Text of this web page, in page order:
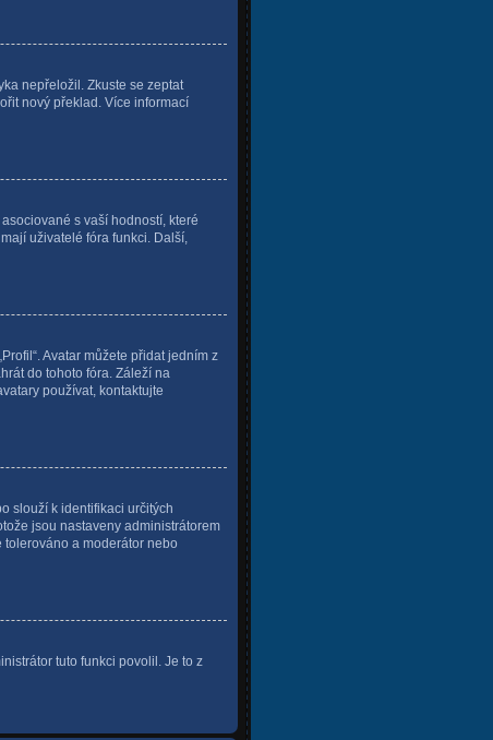
nepřeložil. Zkuste se zeptat
nový překlad. Více informací
s vaší hodností, které
uživatelé fóra funkci. Další,
Avatar můžete přidat jedním z
do tohoto fóra. Záleží na
používat, kontaktujte
slouží k identifikaci určitých
jsou nastaveny administrátorem
a moderátor nebo
tuto funkci povolil. Je to z